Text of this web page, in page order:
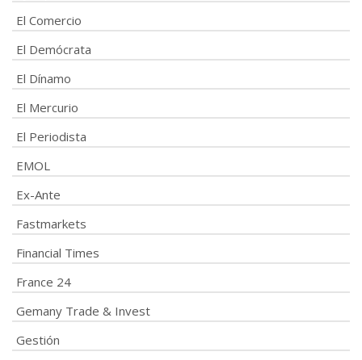
El Comercio
El Demócrata
El Dínamo
El Mercurio
El Periodista
EMOL
Ex-Ante
Fastmarkets
Financial Times
France 24
Gemany Trade & Invest
Gestión